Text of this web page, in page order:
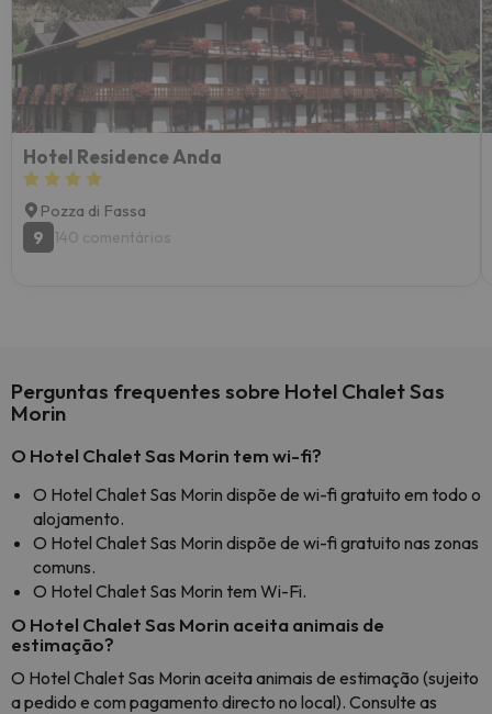
Hotel Residence Anda
Pozza di Fassa
9
140 comentários
Perguntas frequentes sobre Hotel Chalet Sas
Morin
O Hotel Chalet Sas Morin tem wi-fi?
O Hotel Chalet Sas Morin dispõe de wi-fi gratuito em todo o
alojamento.
O Hotel Chalet Sas Morin dispõe de wi-fi gratuito nas zonas
comuns.
O Hotel Chalet Sas Morin tem Wi-Fi.
O Hotel Chalet Sas Morin aceita animais de
estimação?
O Hotel Chalet Sas Morin aceita animais de estimação (sujeito
a pedido e com pagamento directo no local). Consulte as